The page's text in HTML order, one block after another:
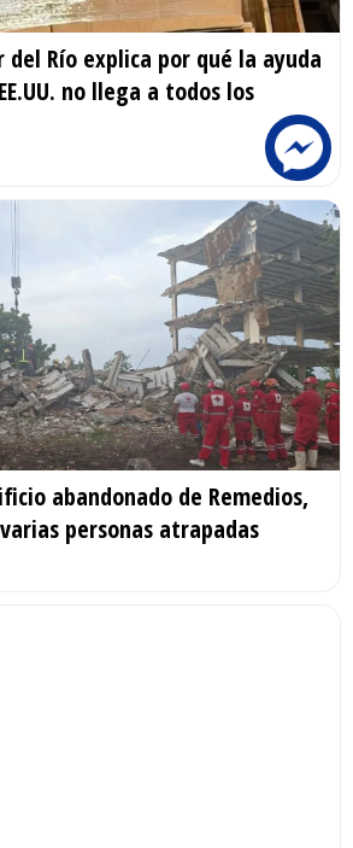
del Río explica por qué la ayuda
no llega a todos los
abandonado de Remedios,
personas atrapadas